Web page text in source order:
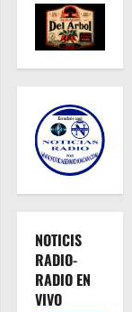
NOTICIS
RADIO-
RADIO EN
VIVO